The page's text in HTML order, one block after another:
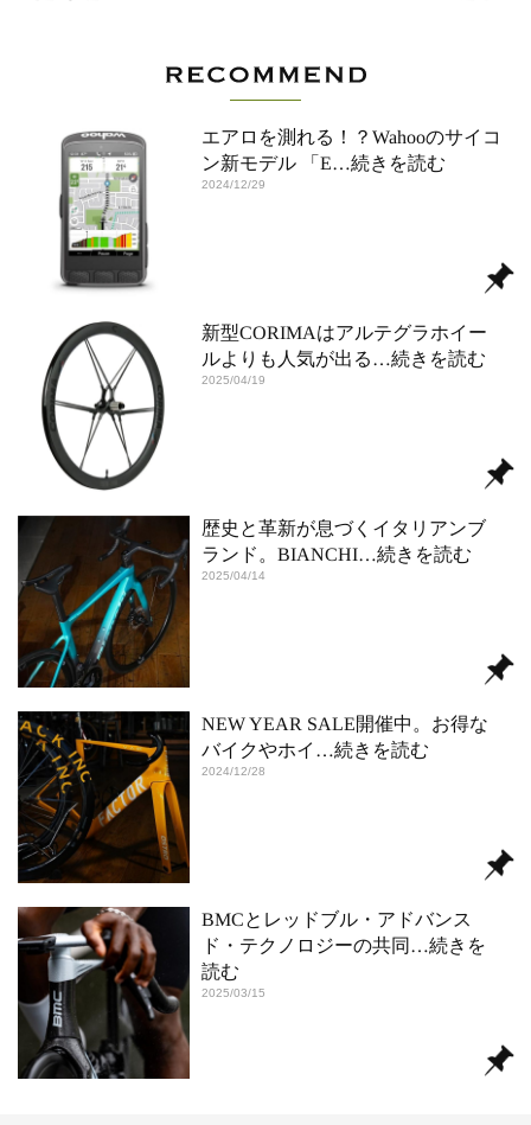
エアロを測れる！？Wahooのサイコ
ン新モデル 「E…続きを読む
2024/12/29
新型CORIMAはアルテグラホイー
ルよりも人気が出る …続きを読む
2025/04/19
歴史と革新が息づくイタリアンブ
ランド。BIANCHI…続きを読む
2025/04/14
NEW YEAR SALE開催中。お得な
バイクやホイ …続きを読む
2024/12/28
BMCとレッドブル・アドバンス
ド・テクノロジーの共同 …続きを
読む
2025/03/15